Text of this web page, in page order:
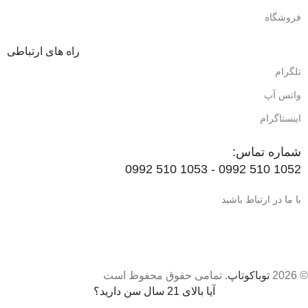
فروشگاه
راه های ارتباطی
تلگرام
واتس آپ
اینستاگرام
شماره تماس:
1052 510 0992 - 1053 510 0992
با ما در ارتباط باشید
© 2026 توباکوتاپ. تمامی حقوق محفوظ است
آیا بالای 21 سال سن دارید؟